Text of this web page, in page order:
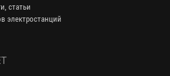
статьи
электростанций